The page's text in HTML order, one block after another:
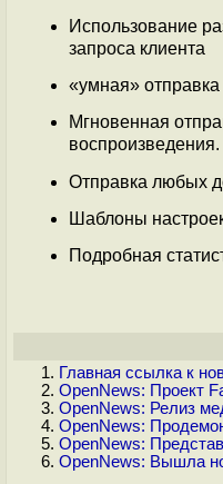
Использование
запроса клиента
«умная»
Мгновенная
воспроизведения.
Отправка любых
Шаблоны
Подробная
Главная ссылка к
OpenNews: Проект
OpenNews: Релиз
OpenNews:
OpenNews:
OpenNews: Вышла